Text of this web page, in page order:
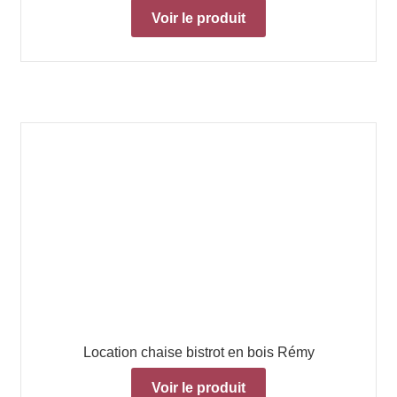
Voir le produit
Location chaise bistrot en bois Rémy
Voir le produit